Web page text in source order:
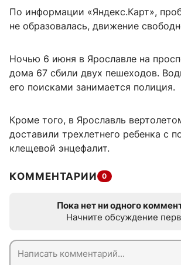
По информации «Яндекс.Карт»,
не образовалась, движение
Ночью 6 июня в Ярославле на
дома 67 сбили двух пешеходов.
его поисками занимается полиция.
Кроме того, в Ярославль
доставили трехлетнего ребенка с
клещевой энцефалит.
КОММЕНТАРИИ 0
Пока нет ни одного
Начните обсуждение